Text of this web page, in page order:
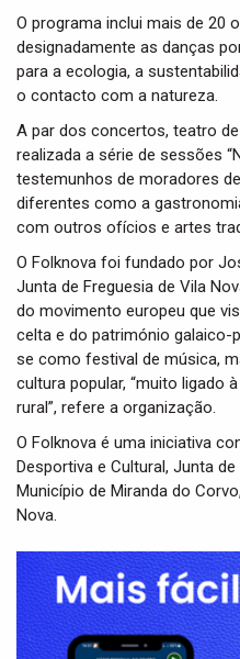
O programa inclui mais de 20
designadamente as danças
para a ecologia, a
o contacto com a natureza.
A par dos concertos, teatro
realizada a série de sessões
testemunhos de moradores
diferentes como a
com outros ofícios e artes
O Folknova foi fundado por
Junta de Freguesia de Vila
do movimento europeu que
celta e do património galaico-
se como festival de música,
cultura popular, “muito ligado
rural”, refere a organização.
O Folknova é uma iniciativa
Desportiva e Cultural, Junta
Município de Miranda do
Nova.